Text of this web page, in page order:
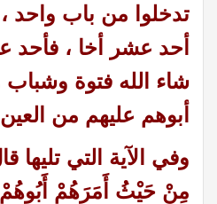
تدخلوا من باب واحد
أحد عشر أخا ، فأحد
شاء الله فتوة
أبوهم عليهم من العين
وفي الآية التي تليها
مِنْ حَيْثُ أَمَرَهُمْ أَبُوهُمْ